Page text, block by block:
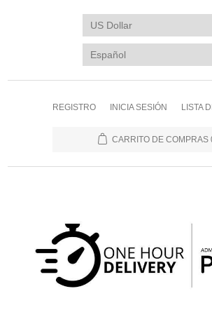
REGISTRO INICIA SESIÓN LISTA
CARRITO DE COMPRAS